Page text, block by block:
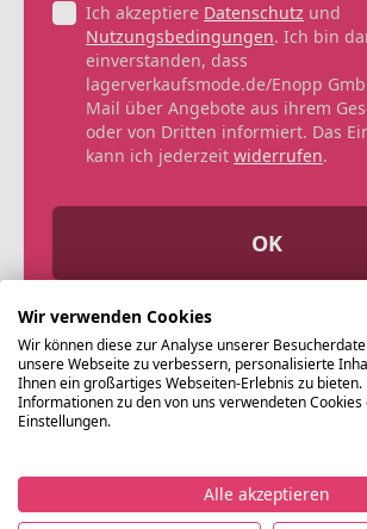
Ich akzeptiere Datenschutz und
Nutzungsbedingungen. Ich bin
einverstanden, dass
lagerverkaufsmode.de/Enopp
Mail über Angebote aus ihrem
oder von Dritten informiert. Das
kann ich jederzeit widerrufen.
OK
Wir verwenden Cookies
Wir können diese zur Analyse unserer
unsere Webseite zu verbessern, personalisierte
Ihnen ein großartiges Webseiten-Erlebnis zu bieten.
Informationen zu den von uns verwendeten Cookies
Einstellungen.
Alle akzeptieren